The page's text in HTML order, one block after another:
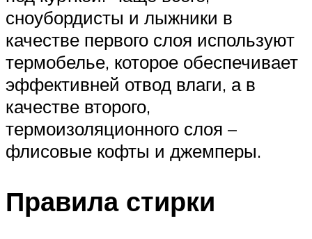
сноубордисты и лыжники в
качестве первого слоя используют
термобелье, которое обеспечивает
эффективней отвод влаги, а в
качестве второго,
термоизоляционного слоя –
флисовые кофты и джемперы.
Правила стирки